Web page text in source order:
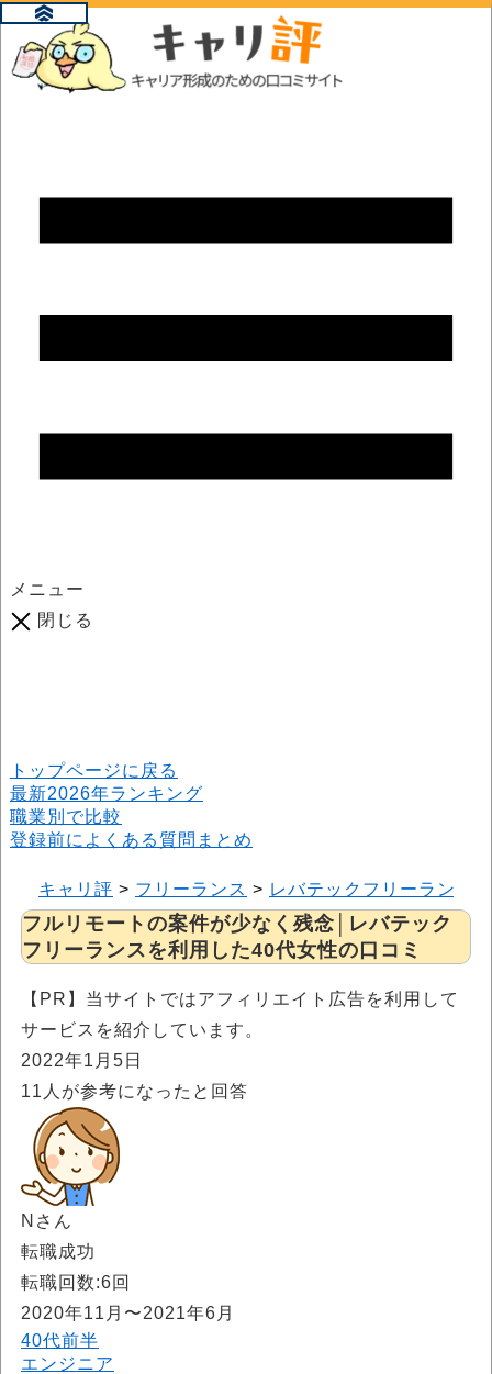
メニュー
閉じる
トップページに戻る
最新2026年ランキング
職業別で比較
登録前によくある質問まとめ
キャリ評 > フリーランス > レバテックフリーランス
フルリモートの案件が少なく残念│レバテック
フリーランスを利用した40代女性の口コミ
【PR】当サイトではアフィリエイト広告を利用して
サービスを紹介しています。
2022年1月5日
11 人が参考になったと回答
Nさん
転職成功
転職回数:6回
2020年11月〜2021年6月
40代前半
エンジニア